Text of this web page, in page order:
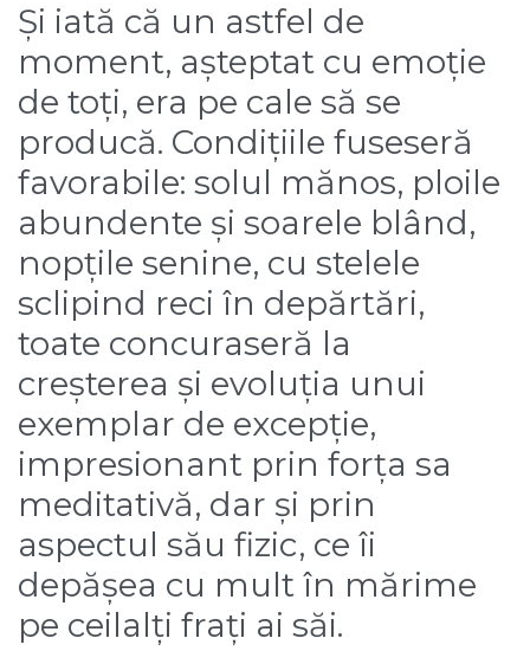
Și iată că un astfel de
moment, așteptat cu emoție
de toți, era pe cale să se
producă. Condițiile fuseseră
favorabile: solul mănos, ploile
abundente și soarele blând,
nopțile senine, cu stelele
sclipind reci în depărtări,
toate concuraseră la
creșterea și evoluția unui
exemplar de excepție,
impresionant prin forța sa
meditativă, dar și prin
aspectul său fizic, ce îi
depășea cu mult în mărime
pe ceilalți frați ai săi.